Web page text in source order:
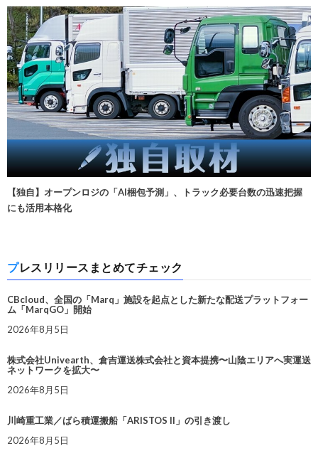
【独自】オープンロジの「AI梱包予測」、トラック必要台数の迅速把握
にも活用本格化
プレスリリースまとめてチェック
CBcloud、全国の「Marq」施設を起点とした新たな配送プラットフォー
ム「MarqGO」開始
2026年8月5日
株式会社Univearth、倉吉運送株式会社と資本提携〜山陰エリアへ実運送
ネットワークを拡大〜
2026年8月5日
川崎重工業／ばら積運搬船「ARISTOS II」の引き渡し
2026年8月5日